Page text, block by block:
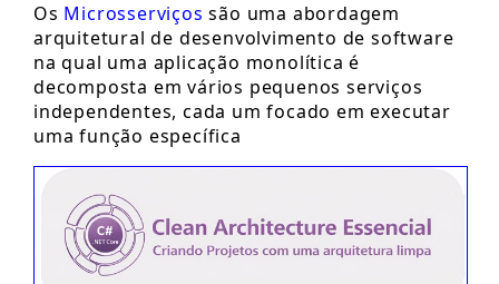
Os Microsserviços são uma abordagem
arquitetural de desenvolvimento de software
na qual uma aplicação monolítica é
decomposta em vários pequenos serviços
independentes, cada um focado em executar
uma função específica